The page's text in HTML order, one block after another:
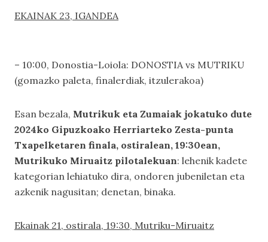
EKAINAK 23, IGANDEA
– 10:00, Donostia-Loiola: DONOSTIA vs MUTRIKU
(gomazko paleta, finalerdiak, itzulerakoa)
Esan bezala, Mutrikuk eta Zumaiak jokatuko dute
2024ko Gipuzkoako Herriarteko Zesta-punta
Txapelketaren finala, ostiralean, 19:30ean,
Mutrikuko Miruaitz pilotalekuan: lehenik kadete
kategorian lehiatuko dira, ondoren jubeniletan eta
azkenik nagusitan; denetan, binaka.
Ekainak 21, ostirala, 19:30, Mutriku-Miruaitz